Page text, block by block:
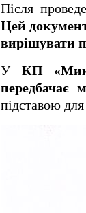
Після
Цей
вирішувати
У КП
передбачає
підставою